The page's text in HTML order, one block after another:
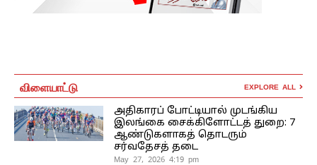
விளையாட்டு EXPLORE ALL
அதிகாரப் போட்டியால் முடங்கிய
இலங்கை சைக்கிளோட்டத் துறை: 7
ஆண்டுகளாகத் தொடரும்
சர்வதேசத் தடை
May 27, 2026 4:19 pm